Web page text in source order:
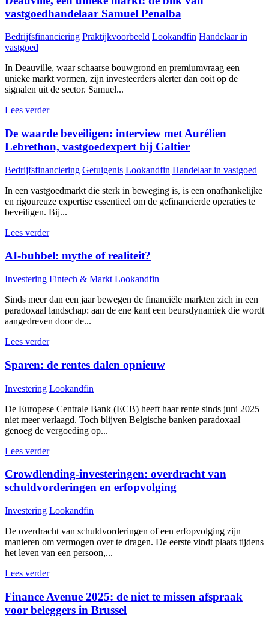
vastgoedhandelaar Samuel Penalba
Bedrijfsfinanciering Praktijkvoorbeeld Lookandfin Handelaar in
vastgoed
In Deauville, waar schaarse bouwgrond en premiumvraag een
unieke markt vormen, zijn investeerders alerter dan ooit op de
signalen uit de sector. Samuel...
Lees verder
De waarde beveiligen: interview met Aurélien
Lebrethon, vastgoedexpert bij Galtier
Bedrijfsfinanciering Getuigenis Lookandfin Handelaar in vastgoed
In een vastgoedmarkt die sterk in beweging is, is een onafhankelijke
en rigoureuze expertise essentieel om de gefinancierde operaties te
beveiligen. Bij...
Lees verder
AI-bubbel: mythe of realiteit?
Investering Fintech & Markt Lookandfin
Sinds meer dan een jaar bewegen de financiële markten zich in een
paradoxaal landschap: aan de ene kant een beursdynamiek die wordt
aangedreven door de...
Lees verder
Sparen: de rentes dalen opnieuw
Investering Lookandfin
De Europese Centrale Bank (ECB) heeft haar rente sinds juni 2025
niet meer verlaagd. Toch blijven Belgische banken paradoxaal
genoeg de vergoeding op...
Lees verder
Crowdlending-investeringen: overdracht van
schuldvorderingen en erfopvolging
Investering Lookandfin
De overdracht van schuldvorderingen of een erfopvolging zijn
manieren om vermogen over te dragen. De eerste vindt plaats tijdens
het leven van een persoon,...
Lees verder
Finance Avenue 2025: de niet te missen afspraak
voor beleggers in Brussel